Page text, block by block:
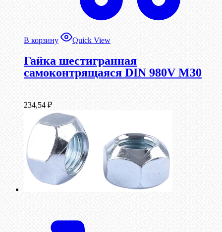
В корзину Quick View
Гайка шестигранная
самоконтрящаяся DIN 980V М30
234,54 ₽